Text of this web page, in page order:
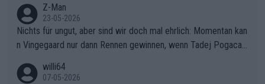
onkurrentin die "zweite Luft" schenkt, ist der Schaden am Ber
g kaum noch zu reparieren.Vor uns liegt nun das große Finale R
ichtung Nizza. Niewiadoma hat psychologisch Oberwasser, ab
er SD Worx und Vollering müssen jetzt All-In gehen. (gregman
n)
Z-Man
23-05-2026
Nichts für ungut, aber sind wir doch mal ehrlich: Momentan kan
n Vingegaard nur dann Rennen gewinnen, wenn Tadej Pogacar
willi64
07-05-2026